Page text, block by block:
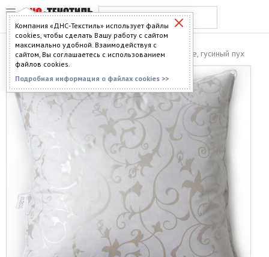
Компания «ДНС-Текстиль» использует файлы
cookies, чтобы сделать Вашу работу с сайтом
максимально удобной. Взаимодействуя с
сайтом, Вы соглашаетесь с использованием
файлов cookies.
Подробная информация о файлах cookies >>
Главная >Каталог>Гостиницам> Подушки белые, гусиный пух